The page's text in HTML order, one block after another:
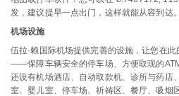
发，建议提早一点出门，这样就能从容到达。
机场设施
伍拉·赖国际机场提供完善的设施，让您在
——保障车辆安全的停车场、方便取现的
还设有机场酒店、自动取款机、诊所与药店
室、婴儿室、停车场、祈祷区、餐厅、吸烟